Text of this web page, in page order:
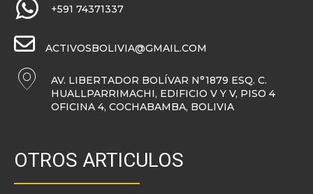
+591 74371337
ACTIVOSBOLIVIA@GMAIL.COM
AV. LIBERTADOR BOLÍVAR N°1879 ESQ. C.
HUALLPARRIMACHI, EDIFICIO V Y V, PISO 4
OFICINA 4, COCHABAMBA, BOLIVIA
OTROS ARTICULOS